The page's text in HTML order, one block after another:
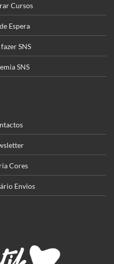
Cursos
Espera
SNS
SNS
Cores
Envios